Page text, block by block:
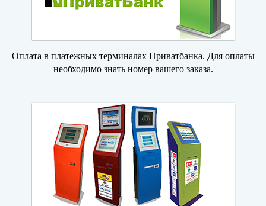
Оплата в платежных терминалах Приватбанка. Для оплаты
необходимо знать номер вашего заказа.